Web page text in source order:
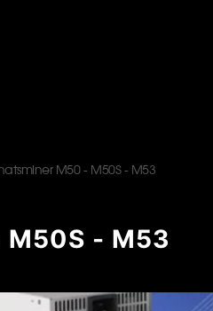
M50 - M50S - M53
- M53